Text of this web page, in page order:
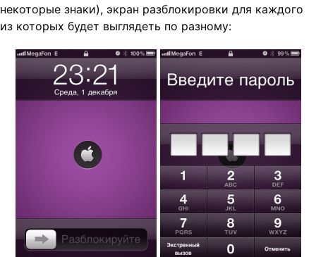
некоторые знаки), экран разблокировки для каждого
из которых будет выглядеть по разному: